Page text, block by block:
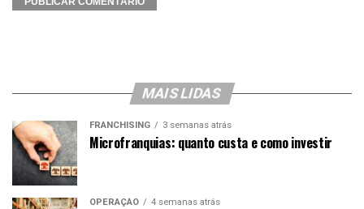
MAIS LIDAS
FRANCHISING 3 semanas atrás
Microfranquias: quanto custa e como investir
OPERAÇÃO 4 semanas atrás